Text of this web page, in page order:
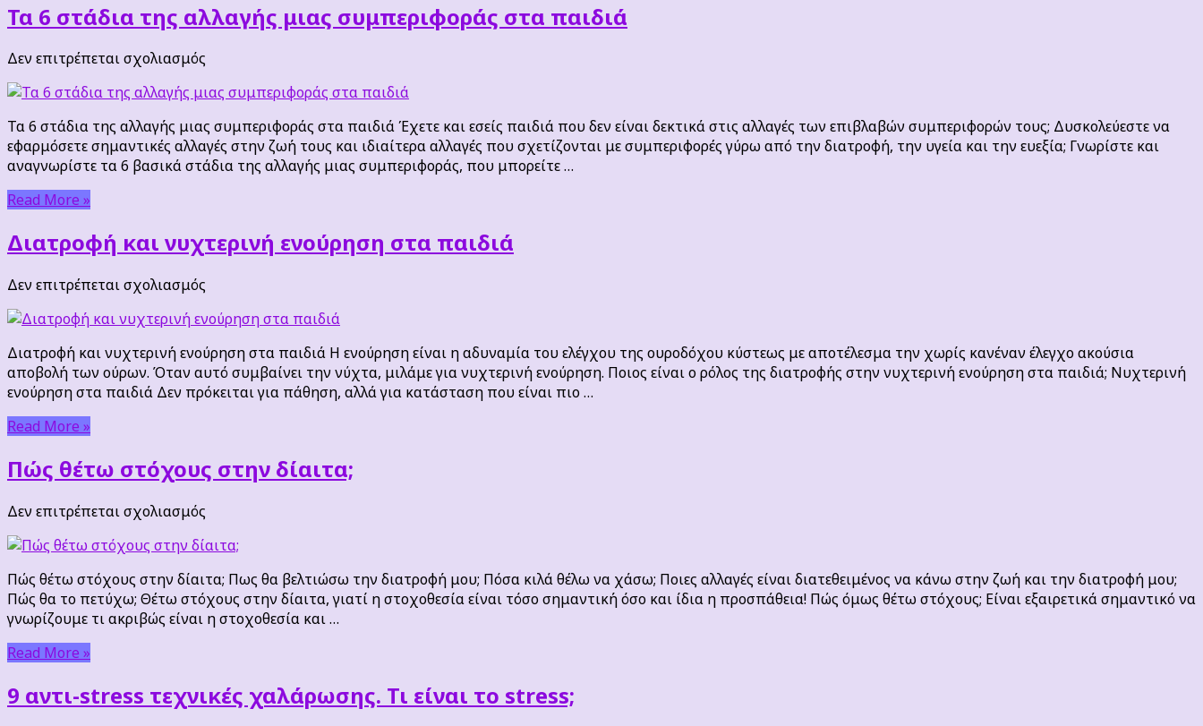
Τα 6 στάδια της αλλαγής μιας συμπεριφοράς στα παιδιά
Δεν επιτρέπεται σχολιασμός
6
της
αλλαγής
μιας
παιδιά
Τα 6 στάδια της αλλαγής μιας συμπεριφοράς στα παιδιά Έχετε και εσείς παιδιά που δεν είναι δεκτικά στις αλλαγές των επιβλαβών συμπεριφορών τους; Δυσκολεύεστε να
εφαρμόσετε σημαντικές αλλαγές στην ζωή τους και ιδιαίτερα αλλαγές που σχετίζονται με συμπεριφορές γύρω από την διατροφή, την υγεία και την ευεξία; Γνωρίστε και
αναγνωρίστε τα 6 βασικά στάδια της αλλαγής μιας συμπεριφοράς, που μπορείτε …
Read More »
Διατροφή και νυχτερινή ενούρηση στα παιδιά
Δεν επιτρέπεται σχολιασμός
και
νυχτερινή
ενούρηση
στα
παιδιά
Διατροφή και νυχτερινή ενούρηση στα παιδιά Η ενούρηση είναι η αδυναμία του ελέγχου της ουροδόχου κύστεως με αποτέλεσμα την χωρίς κανέναν έλεγχο ακούσια
αποβολή των ούρων. Όταν αυτό συμβαίνει την νύχτα, μιλάμε για νυχτερινή ενούρηση. Ποιος είναι ο ρόλος της διατροφής στην νυχτερινή ενούρηση στα παιδιά; Νυχτερινή
ενούρηση στα παιδιά Δεν πρόκειται για πάθηση, αλλά για κατάσταση που είναι πιο …
Read More »
Πώς θέτω στόχους στην δίαιτα;
Δεν επιτρέπεται σχολιασμός
θέτω
στόχους
στην
δίαιτα;
Πώς θέτω στόχους στην δίαιτα; Πως θα βελτιώσω την διατροφή μου; Πόσα κιλά θέλω να χάσω; Ποιες αλλαγές είναι διατεθειμένος να κάνω στην ζωή και την διατροφή μου;
Πώς θα το πετύχω; Θέτω στόχους στην δίαιτα, γιατί η στοχοθεσία είναι τόσο σημαντική όσο και ίδια η προσπάθεια! Πώς όμως θέτω στόχους; Είναι εξαιρετικά σημαντικό να
γνωρίζουμε τι ακριβώς είναι η στοχοθεσία και …
Read More »
9 αντι-stress τεχνικές χαλάρωσης. Τι είναι το stress;